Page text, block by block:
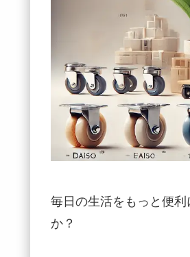
毎日の生活をもっと便
か？